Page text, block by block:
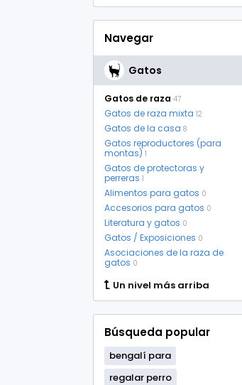
Navegar
Gatos
Gatos de raza 47
Gatos de raza mixta 12
Gatos de la casa 8
Gatos reproductores (para
montas) 1
Gatos de protectoras y
perreras 1
Alimentos para gatos 0
Accesorios para gatos 0
Literatura y gatos 0
Gatos / Exposiciones 0
Asociaciones de la raza de
gatos 0
Un nivel más arriba
Búsqueda popular
bengalí para
regalar perro